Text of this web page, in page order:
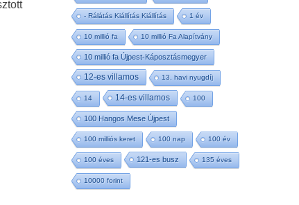
- Rálátás Kiállítás Kiállítás 1 év
10 millió fa 10 millió Fa Alapítvány
10 millió fa Újpest-Káposztásmegyer
12-es villamos 13. havi nyugdíj
14 14-es villamos 100
100 Hangos Mese Újpest
100 milliós keret 100 nap 100 év
100 éves 121-es busz 135 éves
10000 forint